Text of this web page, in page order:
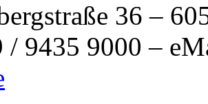
36 –
/ 9435 9000 –